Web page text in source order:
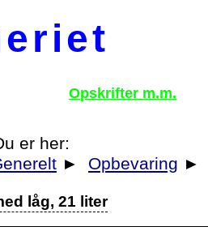
Opskrifter m.m.
er her:
► Opbevaring ►
låg, 21 liter